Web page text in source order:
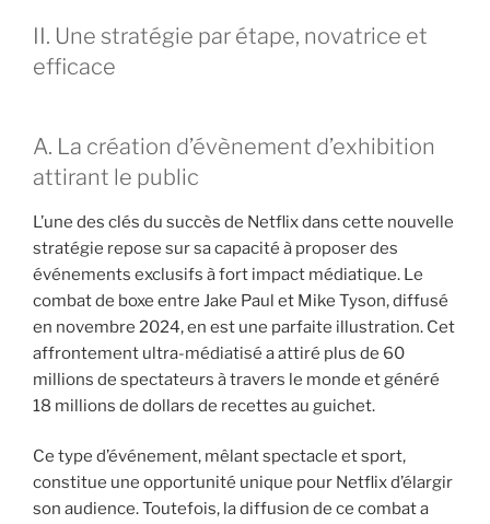
II. Une stratégie par étape, novatrice et
efficace
A. La création d’évènement d’exhibition
attirant le public
L’une des clés du succès de Netflix dans cette nouvelle
stratégie repose sur sa capacité à proposer des
événements exclusifs à fort impact médiatique. Le
combat de boxe entre Jake Paul et Mike Tyson, diffusé
en novembre 2024, en est une parfaite illustration. Cet
affrontement ultra-médiatisé a attiré plus de 60
millions de spectateurs à travers le monde et généré
18 millions de dollars de recettes au guichet.
Ce type d’événement, mêlant spectacle et sport,
constitue une opportunité unique pour Netflix d’élargir
son audience. Toutefois, la diffusion de ce combat a